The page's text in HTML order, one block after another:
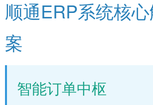
顺通ERP系统核
案
智能订单中枢